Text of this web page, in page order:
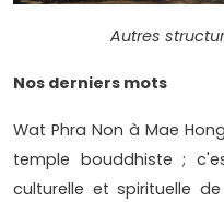
Autres
Nos derniers mots
Wat Phra Non à Mae
temple bouddhiste ;
culturelle et spirituelle